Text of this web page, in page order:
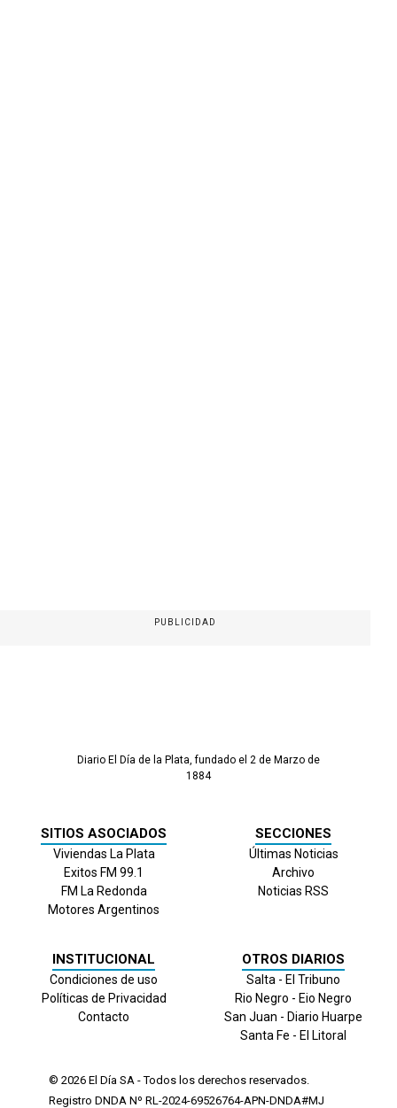
PUBLICIDAD
Diario El Día de la Plata, fundado el 2 de Marzo de
1884
SITIOS ASOCIADOS
Viviendas La Plata
Exitos FM 99.1
FM La Redonda
Motores Argentinos
SECCIONES
Últimas Noticias
Archivo
Noticias RSS
INSTITUCIONAL
Condiciones de uso
Políticas de Privacidad
Contacto
OTROS DIARIOS
Salta - El Tribuno
Rio Negro - Eio Negro
San Juan - Diario Huarpe
Santa Fe - El Litoral
© 2026 El Día SA - Todos los derechos reservados.
Registro DNDA Nº RL-2024-69526764-APN-DNDA#MJ